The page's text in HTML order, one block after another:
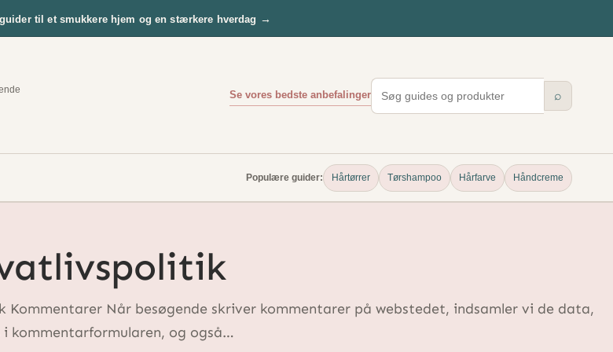
til et smukkere hjem og en stærkere hverdag →
Se vores bedste anbefalinger ⌕
Populære guider: Hårtørrer Tørshampoo Hårfarve Håndcreme
Når besøgende skriver kommentarer på webstedet, indsamler vi de data,
i kommentarformularen, og også…